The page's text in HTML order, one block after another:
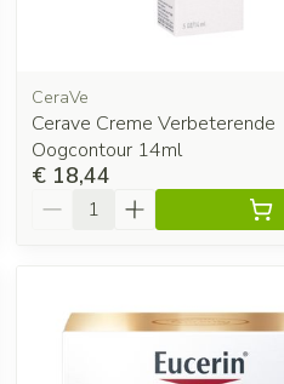
CeraVe
Cerave Creme Verbeterende
Oogcontour 14ml
€ 18,44
Aantal